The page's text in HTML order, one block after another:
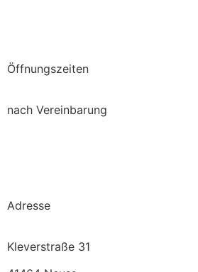
Öffnungszeiten
nach Vereinbarung
Adresse
Kleverstraße 31